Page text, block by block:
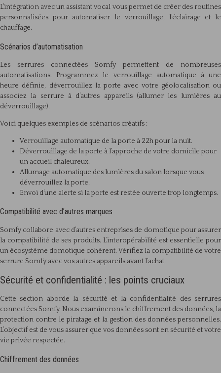
L’intégration avec un assistant vocal vous permet de créer des routines
personnalisées pour automatiser le verrouillage, l’éclairage et le
chauffage.
Scénarios d’automatisation
Les serrures connectées Somfy permettent de nombreuses
automatisations. Programmez le verrouillage automatique à une
heure définie, déverrouillez la porte avec votre géolocalisation ou
associez la serrure à d’autres appareils (allumer les lumières au
déverrouillage).
Voici quelques exemples de scénarios créatifs :
Verrouillage automatique de la porte à 22h pour la nuit.
Déverrouillage de la porte à l’approche de votre domicile pour
un accueil chaleureux.
Allumage automatique des lumières du salon lorsque vous
déverrouillez la porte.
Envoi d’une alerte si la porte est restée ouverte trop longtemps.
Compatibilité avec d’autres marques
Somfy collabore avec d’autres entreprises de domotique pour assurer
la compatibilité de ses produits. L’interopérabilité est essentielle pour
un écosystème domotique cohérent. Vérifiez la compatibilité de votre
serrure Somfy avec vos autres appareils avant l’achat.
Sécurité et confidentialité : les points cruciaux
Cette section aborde la sécurité et la confidentialité des serrures
connectées Somfy. Nous examinerons le chiffrement des données, la
protection contre le piratage et la gestion des données personnelles.
L’objectif est de vous assurer que vos données sont en sécurité et votre
vie privée respectée.
Chiffrement des données